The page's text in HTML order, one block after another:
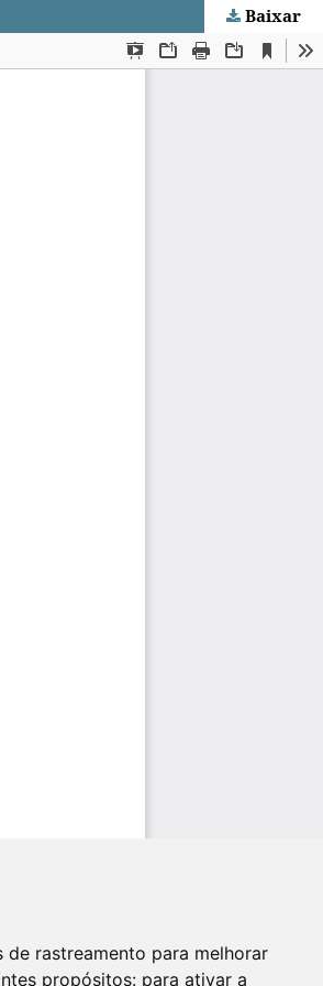
rastreamento para melhorar
propósitos: para ativar a
Baixar